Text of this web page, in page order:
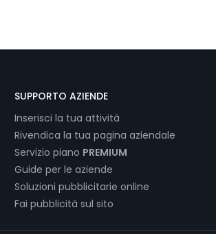
SUPPORTO AZIENDE
Inserisci la tua attività
Rivendica la tua pagina aziendale
Servizio piano PREMIUM
Guide per le aziende
Soluzioni pubblicitarie online
Fai pubblicità sul sito